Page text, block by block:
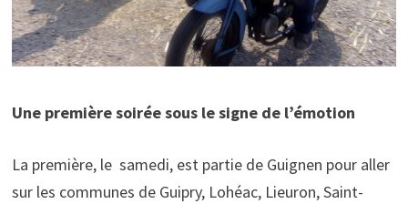
Une première soirée sous le signe de l’émotion
La première, le samedi, est partie de Guignen pour aller
sur les communes de Guipry, Lohéac, Lieuron, Saint-